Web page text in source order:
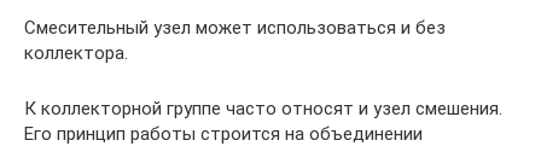
Смесительный узел может использоваться и без
коллектора.
К коллекторной группе часто относят и узел смешения.
Его принцип работы строится на объединении